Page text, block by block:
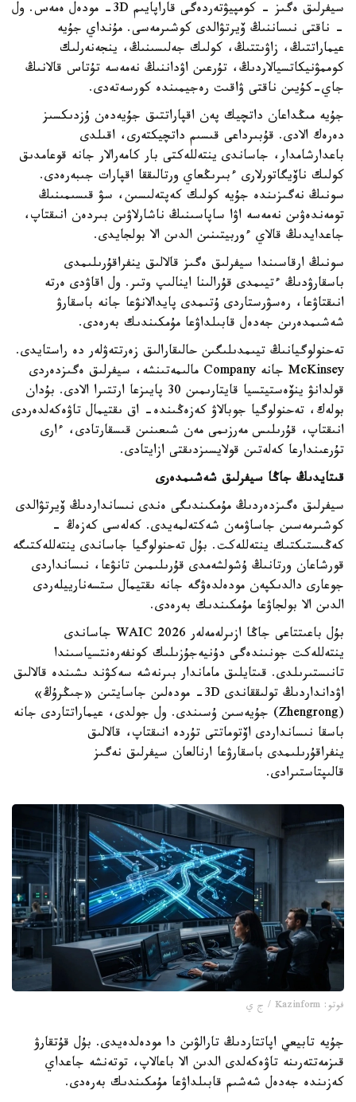
سيفرلىق ەگىز - كومپيۋتەردەگى قاراپايىم 3D- مودەل ەمەس. ول
- ناقتى نىساننىڭ ۆيرتۋالدى كوشىرمەسى. مۇنداي جۇيە
عيماراتتىڭ، زاۋىتتىڭ، كولىك جەلىسىنىڭ، ينجەنەرلىك
كوممۋنيكاتسيالاردىڭ، تۇرعىن اۋداننىڭ نەمەسە تۇتاس قالانىڭ
جاي-كۇيىن ناقتى ۋاقىت رەجيمىندە كورسەتەدى.
جۇيە مىڭداعان داتچيك پەن اقپاراتتىق جۇيەدەن ۇزدىكسىز
دەرەك الادى. قۇبىرداعى قىسىم داتچيكتەرى، اقىلدى
باعدارشامدار، جاساندى ينتەللەكتى بار كامەرالار جانە قوعامدىق
كولىك ناۆيگاتورلارى ءبىرىڭعاي ورتالىققا اقپارات جىبەرەدى.
سونىڭ نەگىزىندە جۇيە كولىك كەپتەلىسىن، سۋ قىسىمىنىڭ
تومەندەۋىن نەمەسە اۋا ساپاسىنىڭ ناشارلاۋىن بىردەن انىقتاپ،
جاعدايدىڭ قالاي ءوربيتىنىن الدىن الا بولجايدى.
سونىڭ ارقاسىندا سيفرلىق ەگىز قالالىق ينفراقۇرىلىمدى
باسقارۋدىڭ ءتيىمدى قۇرالىنا اينالىپ وتىر. ول اقاۋدى ەرتە
انىقتاۋعا، رەسۋرستاردى ۇتىمدى پايدالانۋعا جانە باسقارۋ
شەشىمدەرىن جەدەل قابىلداۋعا مۇمكىندىك بەرەدى.
تەحنولوگيانىڭ تيىمدىلىگىن حالىقارالىق زەرتتەۋلەر دە راستايدى.
McKinsey جانە Company مالىمەتىنشە، سيفرلىق ەگىزدەردى
قولدانۋ ينۆەستيتسيا قايتارىمىن 30 پايىزعا ارتتىرا الادى. بۇدان
بولەك، تەحنولوگيا جوبالاۋ كەزەڭىندە- اق ىقتيمال تاۋەكەلدەردى
انىقتاپ، قۇرىلىس مەرزىمى مەن شىعىنىن قىسقارتادى، ءارى
تۇرعىندارعا كەلەتىن قولايسىزدىقتى ازايتادى.
قىتايدىڭ جاڭا سيفرلىق شەشىمدەرى
سيفرلىق ەگىزدەردىڭ مۇمكىندىگى ەندى نىسانداردىڭ ۆيرتۋالدى
كوشىرمەسىن جاساۋمەن شەكتەلمەيدى. كەلەسى كەزەڭ -
كەڭىستىكتىك ينتەللەكت. بۇل تەحنولوگيا جاساندى ينتەللەكتىگە
قورشاعان ورتانىڭ ۇشولشەمدى قۇرىلىمىن تانۋعا، نىسانداردى
جوعارى دالدىكپەن مودەلدەۋگە جانە ىقتيمال ستسەنارييلەردى
الدىن الا بولجاۋعا مۇمكىندىك بەرەدى.
بۇل باعىتتاعى جاڭا ازىرلەمەلەر WAIC 2026 جاساندى
ينتەللەكت جونىندەگى دۇنيەجۇزىلىك كونفەرەنتسياسىندا
تانىستىرىلدى. قىتايلىق ماماندار بىرنەشە سەكۋند ىشىندە قالالىق
اۋدانداردىڭ تولىققاندى 3D- مودەلىن جاسايتىن «جىڭرۇڭ»
(Zhengrong) جۇيەسىن ۇسىندى. ول جولدى، عيماراتتاردى جانە
باسقا نىسانداردى اۆتوماتتى تۇردە انىقتاپ، قالالىق
ينفراقۇرىلىمدى باسقارۋعا ارنالعان سيفرلىق نەگىز
قالىپتاستىرادى.
فوتو: Kazinform / ج ي
جۇيە تابيعي اپاتتاردىڭ تارالۋىن دا مودەلدەيدى. بۇل قۇتقارۋ
قىزمەتتەرىنە تاۋەكەلدى الدىن الا باعالاپ، توتەنشە جاعداي
كەزىندە جەدەل شەشىم قابىلداۋعا مۇمكىندىك بەرەدى.